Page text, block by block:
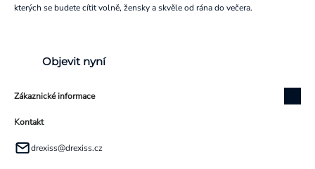
kterých se budete cítit volně, žensky a skvěle od rána do večera.
Objevit nyní
Zákaznické informace
Kontakt
drexiss@drexiss.cz